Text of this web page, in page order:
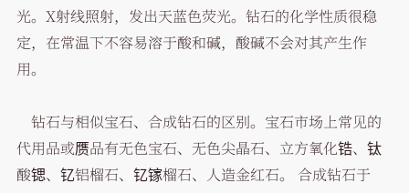
光。X射线照射，发出天蓝色荧光。钻石的化学性质很稳
定，在常温下不容易溶于酸和碱，酸碱不会对其产生作
用。
钻石与相似宝石、合成钻石的区别。宝石市场上常见的
代用品或赝品有无色宝石、无色尖晶石、立方氧化锆、钛
酸锶、钇铝榴石、钇镓榴石、人造金红石。 合成钻石于